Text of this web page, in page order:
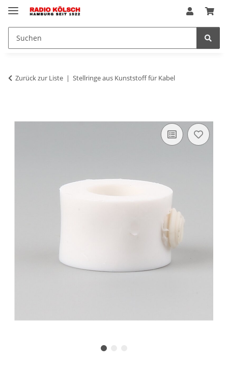
Zurück zur Liste Stellringe aus Kunststoff für Kabel